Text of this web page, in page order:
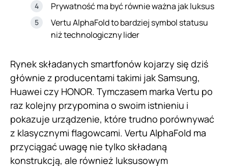
Prywatność ma być równie ważna jak luksus
Vertu AlphaFold to bardziej symbol statusu
niż technologiczny lider
Rynek składanych smartfonów kojarzy się dziś
głównie z producentami takimi jak Samsung,
Huawei czy HONOR. Tymczasem marka Vertu po
raz kolejny przypomina o swoim istnieniu i
pokazuje urządzenie, które trudno porównywać
z klasycznymi flagowcami. Vertu AlphaFold ma
przyciągać uwagę nie tylko składaną
konstrukcją, ale również luksusowym